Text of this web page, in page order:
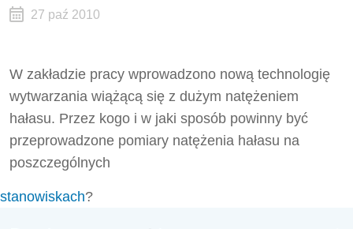
27 paź 2010
W zakładzie pracy wprowadzono nową technologię
wytwarzania wiążącą się z dużym natężeniem
hałasu. Przez kogo i w jaki sposób powinny być
przeprowadzone pomiary natężenia hałasu na
poszczególnych
stanowiskach?